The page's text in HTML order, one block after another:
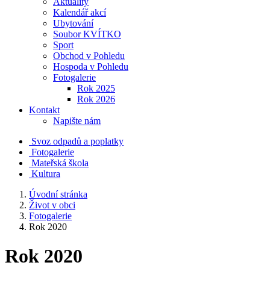
Kalendář akcí
Ubytování
Soubor KVÍTKO
Sport
Obchod v Pohledu
Hospoda v Pohledu
Fotogalerie
Rok 2025
Rok 2026
Kontakt
Napište nám
Svoz odpadů a poplatky
Fotogalerie
Mateřská škola
Kultura
Úvodní stránka
Život v obci
Fotogalerie
Rok 2020
Rok 2020